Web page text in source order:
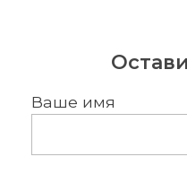
Ваше имя